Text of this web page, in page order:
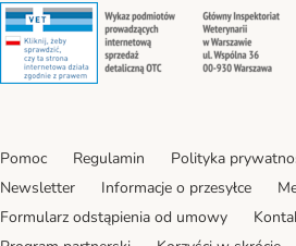
Security Security
Pomoc Regulamin Polityka
Newsletter
Informacje o przesyłce
Formularz odstąpienia od umowy